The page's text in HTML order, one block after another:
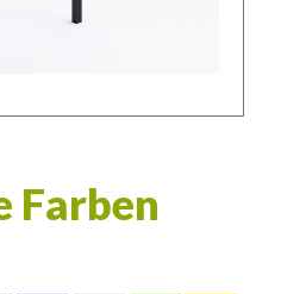
Farben